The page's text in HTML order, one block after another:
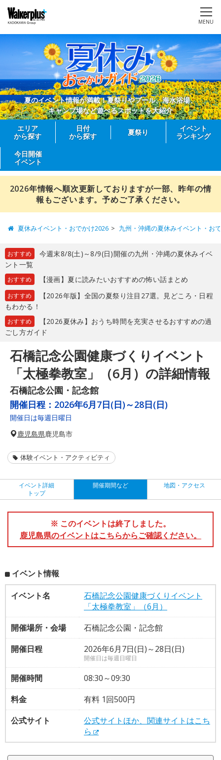
MENU
夏のイベント情報が満載！夏祭りやプール、海水浴場、
キャンプ場など遊べるスポットを大紹介
エリア
から探す
日付
から探す
夏祭り
イベント
ランキング
今日開催
イベント
2026年情報へ順次更新しておりますが一部、昨年の情
報もございます。予めご了承ください。
夏休みイベント・おでかけ2026 九州・沖縄の夏休みイベント・お
おすすめ
今週末8/8(土)～8/9(日)開催の九州・沖縄の夏休みイベ
ント一覧
おすすめ 【漫画】夏に読みたいおすすめの怖い話まとめ
おすすめ
【2026年版】全国の夏祭り注目27選。見どころ・日程
もわかる！
おすすめ
【2026夏休み】おうち時間を充実させるおすすめの過
ごし方ガイド
石橋記念公園健康づくりイベント
「太極拳教室」（6月）の詳細情報
石橋記念公園・記念館
開催日程： 2026年6月7日(日)～28日(日)
開催日は毎週日曜日
鹿児島県鹿児島市
体験イベント・アクティビティ
イベント詳細
トップ
開催期間など 地図・アクセス
※ このイベントは終了しました。
鹿児島県のイベントはこちらからご確認ください。
イベント情報
イベント名
石橋記念公園健康づくりイベント
「太極拳教室」（6月）
開催場所・会場
石橋記念公園・記念館
開催日程
2026年6月7日(日)～28日(日)
開催日は毎週日曜日
開催時間
08:30～09:30
料金
有料 1回500円
公式サイト
公式サイトほか、関連サイトはこち
ら